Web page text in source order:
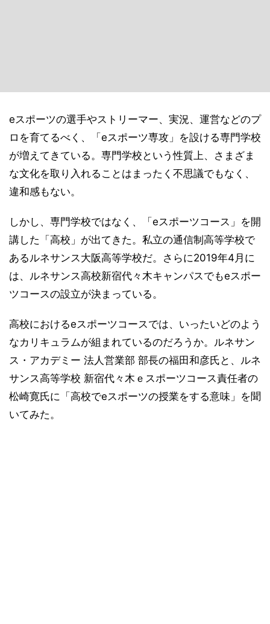
eスポーツの選手やストリーマー、実況、運営などのプ
ロを育てるべく、「eスポーツ専攻」を設ける専門学校
が増えてきている。専門学校という性質上、さまざま
な文化を取り入れることはまったく不思議でもなく、
違和感もない。
しかし、専門学校ではなく、「eスポーツコース」を開
講した「高校」が出てきた。私立の通信制高等学校で
あるルネサンス大阪高等学校だ。さらに2019年4月に
は、ルネサンス高校新宿代々木キャンパスでもeスポー
ツコースの設立が決まっている。
高校におけるeスポーツコースでは、いったいどのよう
なカリキュラムが組まれているのだろうか。ルネサン
ス・アカデミー 法人営業部 部長の福田和彦氏と、ルネ
サンス高等学校 新宿代々木ｅスポーツコース責任者の
松崎寛氏に「高校でeスポーツの授業をする意味」を聞
いてみた。